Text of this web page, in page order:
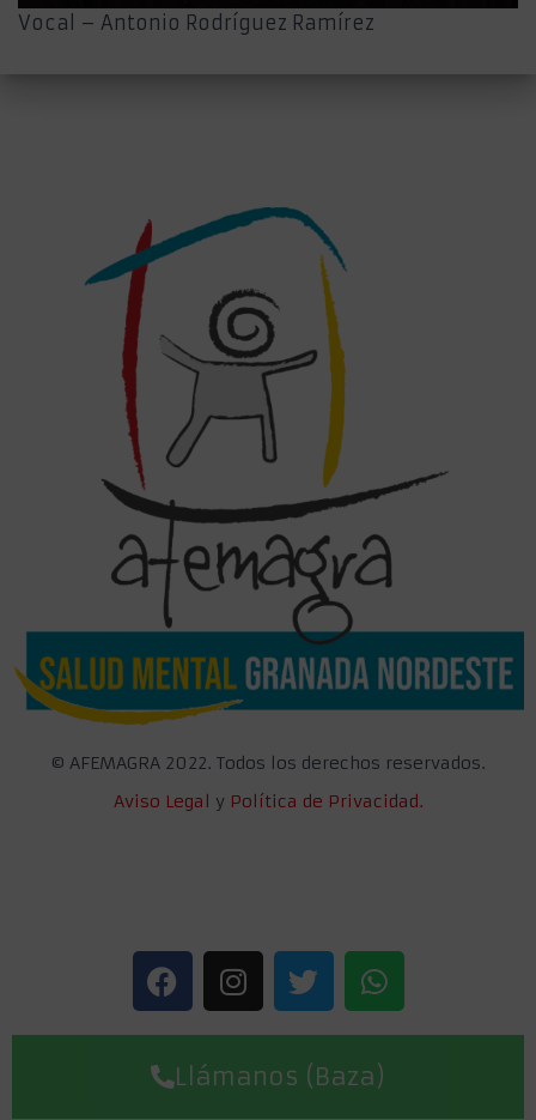
Vocal – Antonio Rodríguez Ramírez
© AFEMAGRA 2022. Todos los derechos reservados.
Aviso Legal y Política de Privacidad.
Llámanos (Baza)